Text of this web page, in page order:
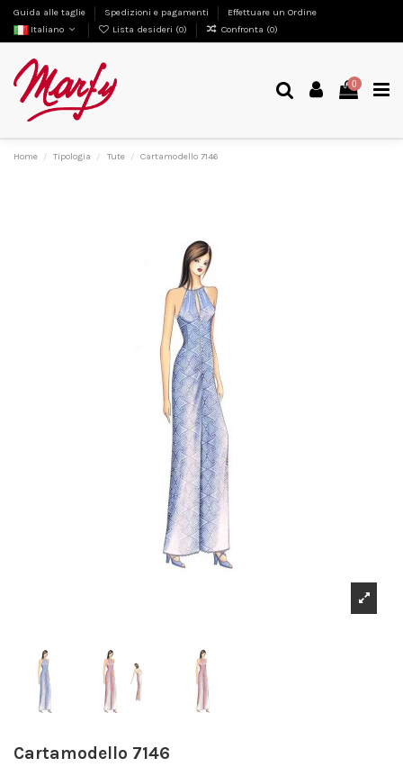
Guida alle taglie Spedizioni e pagamenti
Effettuare un Ordine
Italiano
Lista desideri (0) Confronta (0)
0
Home Tipologia Tute Cartamodello 7146
Cartamodello 7146